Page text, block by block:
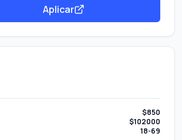
Aplicar
$850
$102000
18-69